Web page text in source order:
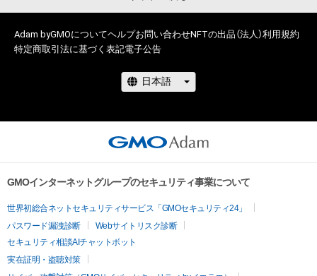
Adam byGMOについてヘルプお問い合わせNFTの出品（法人）利用規約
特定商取引法に基づく表記電子公告
GMOインターネットグループのセキュリティ事業について
世界初総合ネットセキュリティサービス「GMOセキュリティ24」
パスワード漏洩診断
Webサイトリスク診断
セキュリティ相談AIチャットボット
実在証明・盗聴対策